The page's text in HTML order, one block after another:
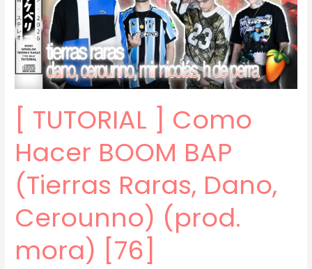
[ TUTORIAL ] Como
Hacer BOOM BAP
(Tierras Raras, Dano,
Cerounno) (prod.
mora) [76]